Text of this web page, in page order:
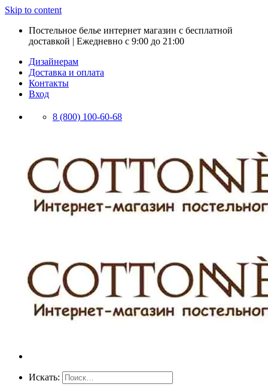
Skip to content
Постельное белье интернет магазин с бесплатной
доставкой | Ежедневно с 9:00 до 21:00
Дизайнерам
Доставка и оплата
Контакты
Вход
8 (800) 100-60-68
Искать: